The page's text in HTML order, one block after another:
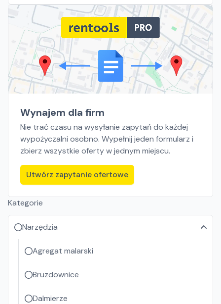
Wynajem dla firm
Nie trać czasu na wysyłanie zapytań do każdej
wypożyczalni osobno. Wypełnij jeden formularz i
zbierz wszystkie oferty w jednym miejscu.
Utwórz zapytanie ofertowe
Kategorie
Narzędzia
Agregat malarski
Bruzdownice
Dalmierze